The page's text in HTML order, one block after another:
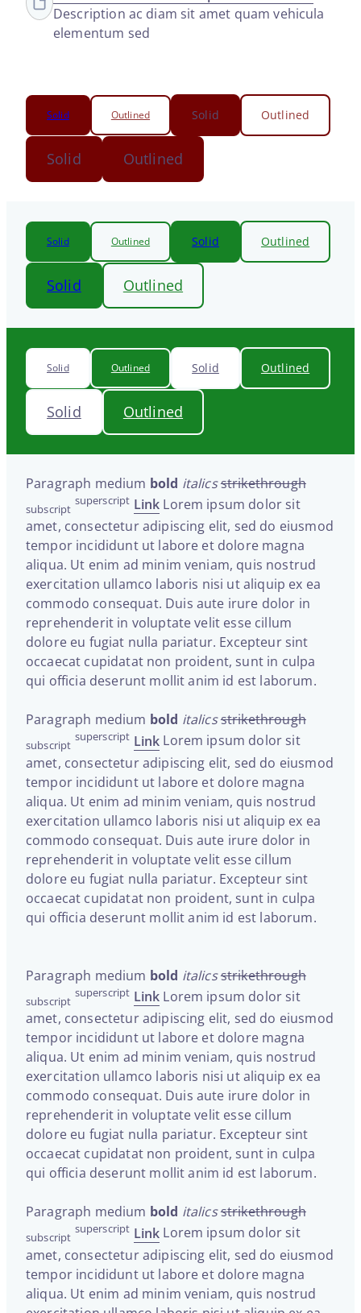
Description ac diam sit amet quam vehicula
elementum sed
Solid Outlined Solid Outlined
Solid Outlined
Solid Outlined Solid Outlined
Solid Outlined
Solid Outlined Solid Outlined
Solid Outlined
Paragraph medium bold italicsstrikethrough
subscript
superscript Link Lorem ipsum dolor sit
amet, consectetur adipiscing elit, sed do eiusmod
tempor incididunt ut labore et dolore magna
aliqua. Ut enim ad minim veniam, quis nostrud
exercitation ullamco laboris nisi ut aliquip ex ea
commodo consequat. Duis aute irure dolor in
reprehenderit in voluptate velit esse cillum
dolore eu fugiat nulla pariatur. Excepteur sint
occaecat cupidatat non proident, sunt in culpa
qui officia deserunt mollit anim id est laborum.
Paragraph medium bold italicsstrikethrough
subscript
superscript Link Lorem ipsum dolor sit
amet, consectetur adipiscing elit, sed do eiusmod
tempor incididunt ut labore et dolore magna
aliqua. Ut enim ad minim veniam, quis nostrud
exercitation ullamco laboris nisi ut aliquip ex ea
commodo consequat. Duis aute irure dolor in
reprehenderit in voluptate velit esse cillum
dolore eu fugiat nulla pariatur. Excepteur sint
occaecat cupidatat non proident, sunt in culpa
qui officia deserunt mollit anim id est laborum.
Paragraph medium bold italicsstrikethrough
subscript
superscript Link Lorem ipsum dolor sit
amet, consectetur adipiscing elit, sed do eiusmod
tempor incididunt ut labore et dolore magna
aliqua. Ut enim ad minim veniam, quis nostrud
exercitation ullamco laboris nisi ut aliquip ex ea
commodo consequat. Duis aute irure dolor in
reprehenderit in voluptate velit esse cillum
dolore eu fugiat nulla pariatur. Excepteur sint
occaecat cupidatat non proident, sunt in culpa
qui officia deserunt mollit anim id est laborum.
Paragraph medium bold italicsstrikethrough
subscript
superscript Link Lorem ipsum dolor sit
amet, consectetur adipiscing elit, sed do eiusmod
tempor incididunt ut labore et dolore magna
aliqua. Ut enim ad minim veniam, quis nostrud